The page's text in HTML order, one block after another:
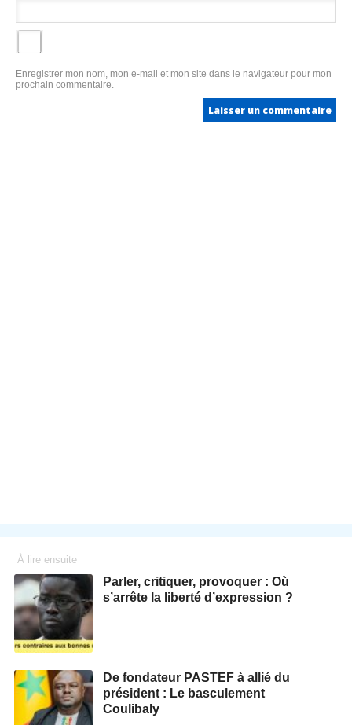
Enregistrer mon nom, mon e-mail et mon site dans le navigateur pour mon
prochain commentaire.
À lire ensuite
Parler, critiquer, provoquer : Où
s’arrête la liberté d’expression ?
De fondateur PASTEF à allié du
président : Le basculement
Coulibaly